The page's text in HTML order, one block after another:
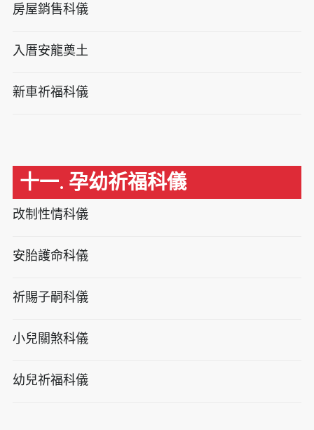
房屋銷售科儀
入厝安龍奠土
新車祈福科儀
十一. 孕幼祈福科儀
改制性情科儀
安胎護命科儀
祈賜子嗣科儀
小兒關煞科儀
幼兒祈福科儀